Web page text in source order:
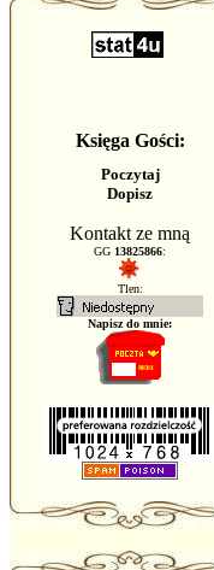
Księga Gości:
Poczytaj
Dopisz
Kontakt ze mną
GG 13825866:
Tlen:
Napisz do mnie: